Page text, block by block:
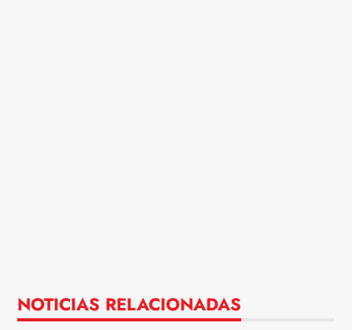
NOTICIAS RELACIONADAS